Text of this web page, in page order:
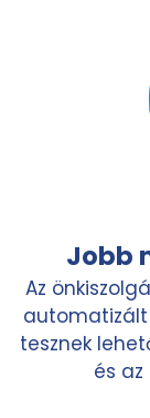
Jobb
Az
tesznek
és